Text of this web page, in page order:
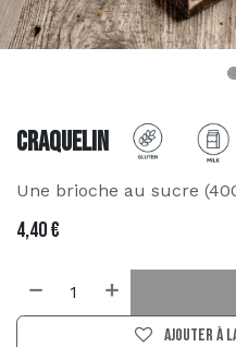
Craquelin
Une brioche au sucre
4,40€
Ajouter à